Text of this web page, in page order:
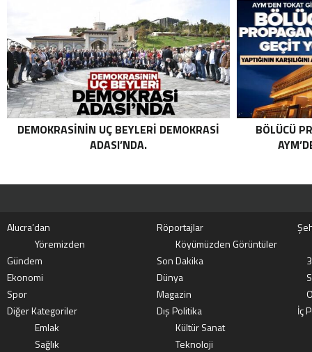
ORTAK OPERASYON! KIRMIZI
KATEGORIDEKI TERÖRIST NAZLI
TAŞPINAR ETKISIZ HALE GETIRILDI .
DEMOKRASININ UÇ BEYLERI DEMOKRASI
ADASI’NDA.
BÖLÜCÜ
Alucra’dan Röportajlar
Yöremizden
Köyümüzden Görüntüler
Gündem
Son Dakika
Ekonomi
Dünya
Spor
Magazin
Diğer Kategoriler
Dış Politika
İç
Emlak
Kültür Sanat
Sağlık
Teknoloji